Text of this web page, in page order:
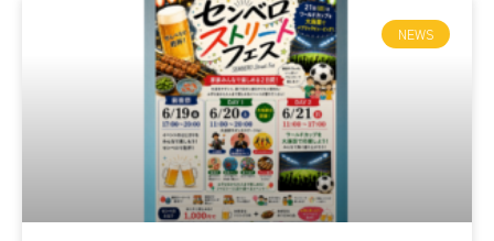
NEWS